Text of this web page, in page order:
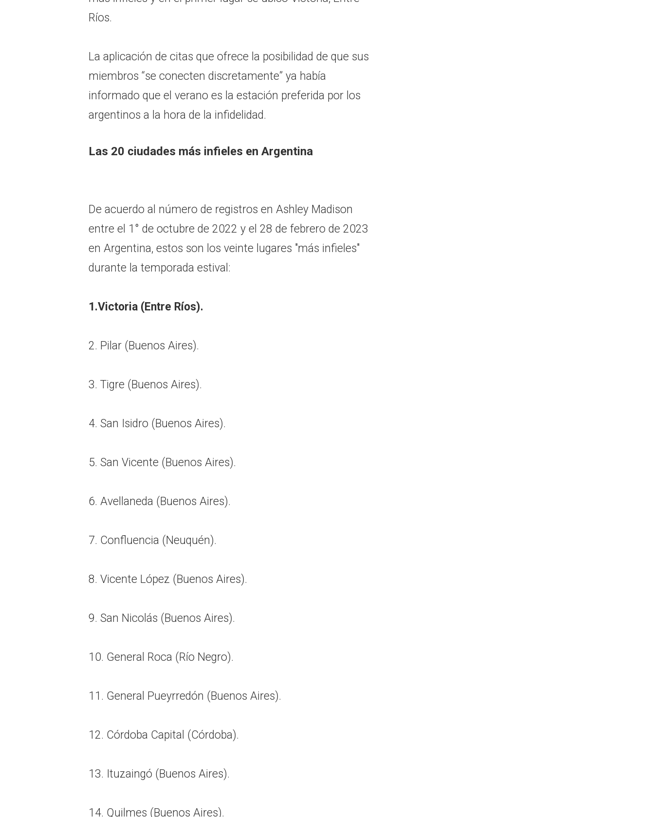
Ríos.
La aplicación de citas que ofrece la posibilidad de que sus
miembros “se conecten discretamente” ya había
informado que el verano es la estación preferida por los
argentinos a la hora de la infidelidad.
Las 20 ciudades más infieles en Argentina
De acuerdo al número de registros en Ashley Madison
entre el 1° de octubre de 2022 y el 28 de febrero de 2023
en Argentina, estos son los veinte lugares "más infieles"
durante la temporada estival:
1.Victoria (Entre Ríos).
2. Pilar (Buenos Aires).
3. Tigre (Buenos Aires).
4. San Isidro (Buenos Aires).
5. San Vicente (Buenos Aires).
6. Avellaneda (Buenos Aires).
7. Confluencia (Neuquén).
8. Vicente López (Buenos Aires).
9. San Nicolás (Buenos Aires).
10. General Roca (Río Negro).
11. General Pueyrredón (Buenos Aires).
12. Córdoba Capital (Córdoba).
13. Ituzaingó (Buenos Aires).
14. Quilmes (Buenos Aires).